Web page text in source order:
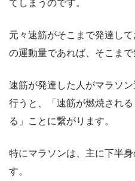
てしまうのです。
元々速筋がそこまで発達し
の運動量であれば、そこまで
速筋が発達した人がマラソ
行うと、「速筋が燃焼され
る」ことに繋がります。
特にマラソンは、主に下半
す。